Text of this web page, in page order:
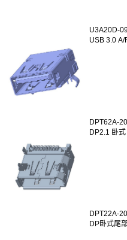
U3A20D-
USB 3.0
DPT62A-
DP2.1 卧
DPT22A-
DP卧式尾